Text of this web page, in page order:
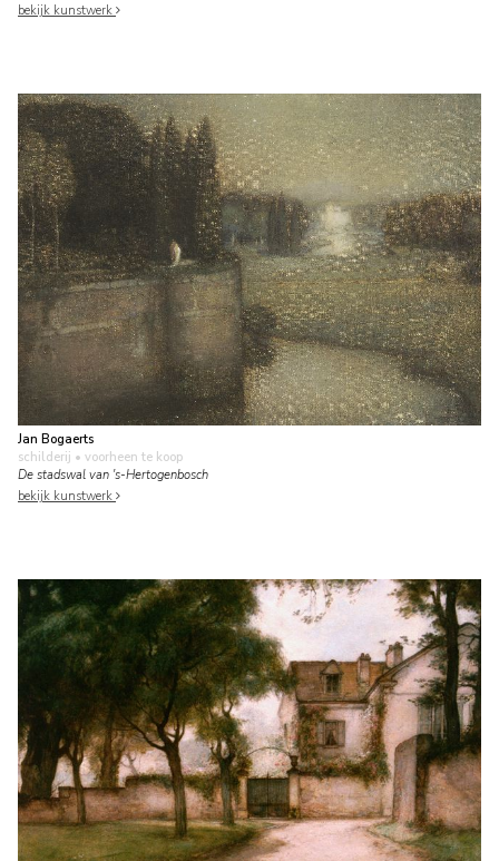
bekijk kunstwerk
Jan Bogaerts
schilderij • voorheen te koop
De stadswal van 's-Hertogenbosch
bekijk kunstwerk